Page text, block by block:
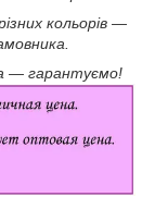
кольорів ―
― гарантуємо!